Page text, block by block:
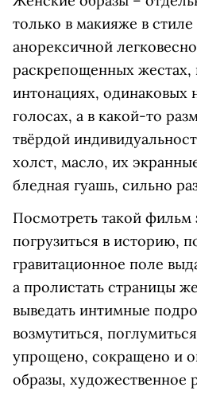
только в макияже в
анорексичной
раскрепощенных
интонациях, одинаковых
голосах, а в какой-то
твёрдой
холст, масло, их
бледная гуашь, сильно
Посмотреть такой фильм
погрузиться в историю,
гравитационное поле
а пролистать страницы
выведать интимные
возмутиться,
упрощено, сокращено и
образы, художественное